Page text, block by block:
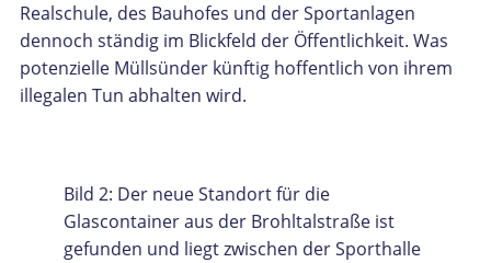
Realschule, des Bauhofes und der Sportanlagen
dennoch ständig im Blickfeld der Öffentlichkeit. Was
potenzielle Müllsünder künftig hoffentlich von ihrem
illegalen Tun abhalten wird.
Bild 2: Der neue Standort für die
Glascontainer aus der Brohltalstraße ist
gefunden und liegt zwischen der Sporthalle